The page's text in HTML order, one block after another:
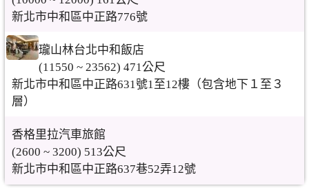
新北市中和區中正路776號
瓏山林台北中和飯店
(11550 ~ 23562) 471公尺
新北市中和區中正路631號1至12樓（包含地下１至３
層）
香格里拉汽車旅館
(2600 ~ 3200) 513公尺
新北市中和區中正路637巷52弄12號